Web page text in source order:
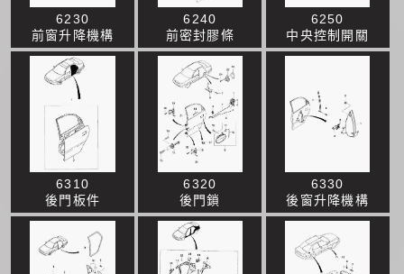
6230
前窗升降機構
6240
前密封膠條
6250
中央控制開關
6310
後門板件
6320
後門鎖
6330
後窗升降機構